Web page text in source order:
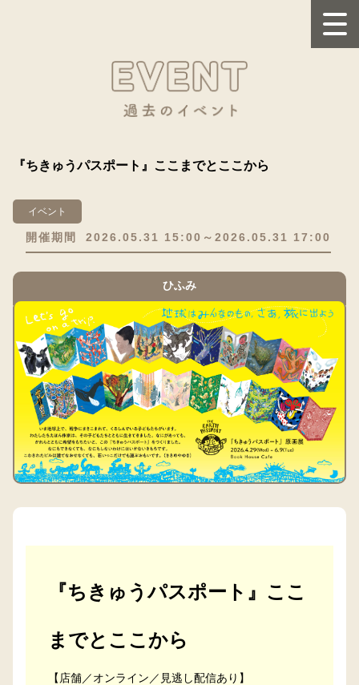
『ちきゅうパスポート』ここまでとここから
イベント
開催期間 2026.05.31 15:00～2026.05.31 17:00
ひふみ
『ちきゅうパスポート』ここ
までとここから
【店舗／オンライン／見逃し配信あり】